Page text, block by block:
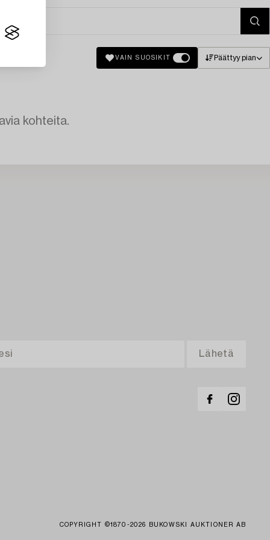
VAIN SUOSIKIT Päättyy pian
kohteita.
COPYRIGHT ©1870-2026 BUKOWSKI AUKTIONER AB